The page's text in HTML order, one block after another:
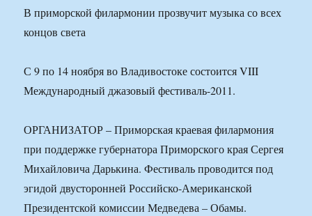
В приморской филармонии прозвучит музыка со всех
концов света
С 9 по 14 ноября во Владивостоке состоится VIII
Международный джазовый фестиваль-2011.
ОРГАНИЗАТОР – Приморская краевая филармония
при поддержке губернатора Приморского края Сергея
Михайловича Дарькина. Фестиваль проводится под
эгидой двусторонней Российско-Американской
Президентской комиссии Медведева – Обамы.